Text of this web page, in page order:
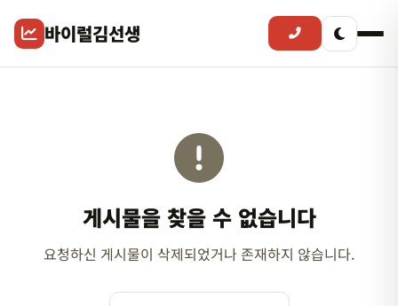
바이럴김선생
게시물을 찾을 수 없습니다
요청하신 게시물이 삭제되었거나 존재하지 않습니다.